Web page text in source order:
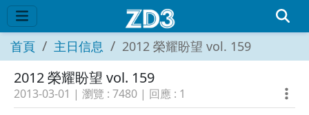
首頁 主日信息 2012 榮耀盼望 vol. 159
2012 榮耀盼望 vol. 159
2013-03-01 | 瀏覽 : 7480 | 回應 : 1